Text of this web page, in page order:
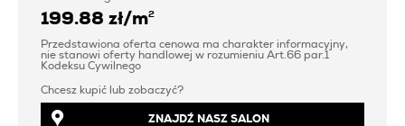
199.88 zł/m2
Przedstawiona oferta cenowa ma charakter informacyjny,
nie stanowi oferty handlowej w rozumieniu Art.66 par.1
Kodeksu Cywilnego
Chcesz kupić lub zobaczyć?
ZNAJDŹ NASZ SALON